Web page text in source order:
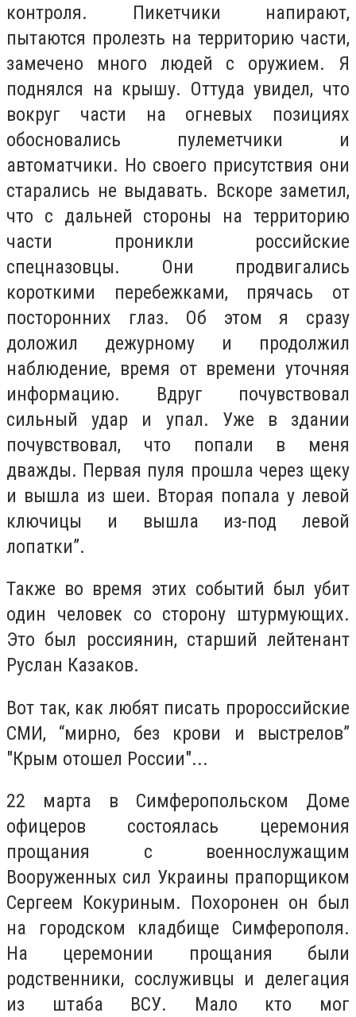
контроля. Пикетчики напирают,
пытаются пролезть на территорию части,
замечено много людей с оружием. Я
поднялся на крышу. Оттуда увидел, что
вокруг части на огневых позициях
обосновались пулеметчики и
автоматчики. Но своего присутствия они
старались не выдавать. Вскоре заметил,
что с дальней стороны на территорию
части проникли российские
спецназовцы. Они продвигались
короткими перебежками, прячась от
посторонних глаз. Об этом я сразу
доложил дежурному и продолжил
наблюдение, время от времени уточняя
информацию. Вдруг почувствовал
сильный удар и упал. Уже в здании
почувствовал, что попали в меня
дважды. Первая пуля прошла через щеку
и вышла из шеи. Вторая попала у левой
ключицы и вышла из-под левой
лопатки”.
Также во время этих событий был убит
один человек со сторону штурмующих.
Это был россиянин, старший лейтенант
Руслан Казаков.
Вот так, как любят писать пророссийские
СМИ, “мирно, без крови и выстрелов”
"Крым отошел России"...
22 марта в Симферопольском Доме
офицеров состоялась церемония
прощания с военнослужащим
Вооруженных сил Украины прапорщиком
Сергеем Кокуриным. Похоронен он был
на городском кладбище Симферополя.
На церемонии прощания были
родственники, сослуживцы и делегация
из штаба ВСУ. Мало кто мог